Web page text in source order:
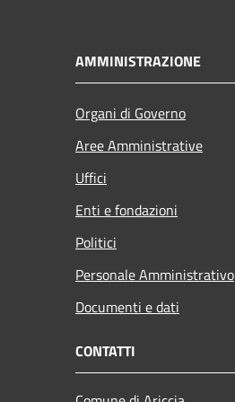
AMMINISTRAZIONE
Organi di Governo
Aree Amministrative
Uffici
Enti e fondazioni
Politici
Personale Amministrativo
Documenti e dati
CONTATTI